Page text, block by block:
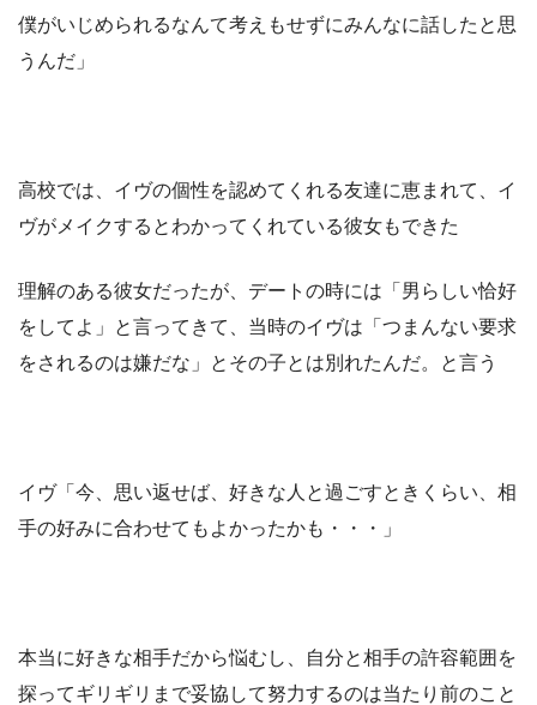
僕がいじめられるなんて考えもせずにみんなに話したと思
うんだ」
高校では、イヴの個性を認めてくれる友達に恵まれて、イ
ヴがメイクするとわかってくれている彼女もできた
理解のある彼女だったが、デートの時には「男らしい恰好
をしてよ」と言ってきて、当時のイヴは「つまんない要求
をされるのは嫌だな」とその子とは別れたんだ。と言う
イヴ「今、思い返せば、好きな人と過ごすときくらい、相
手の好みに合わせてもよかったかも・・・」
本当に好きな相手だから悩むし、自分と相手の許容範囲を
探ってギリギリまで妥協して努力するのは当たり前のこと